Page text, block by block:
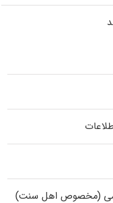
(مخصوص اهل سنت)